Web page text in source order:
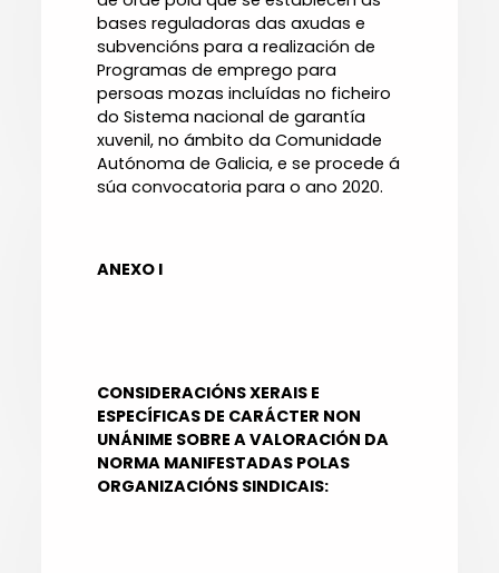
bases reguladoras das axudas e
subvencións para a realización de
Programas de emprego para
persoas mozas incluídas no ficheiro
do Sistema nacional de garantía
xuvenil, no ámbito da Comunidade
Autónoma de Galicia, e se procede á
súa convocatoria para o ano 2020.
ANEXO I
CONSIDERACIÓNS XERAIS E
ESPECÍFICAS DE CARÁCTER NON
UNÁNIME SOBRE A VALORACIÓN DA
NORMA MANIFESTADAS POLAS
ORGANIZACIÓNS SINDICAIS: